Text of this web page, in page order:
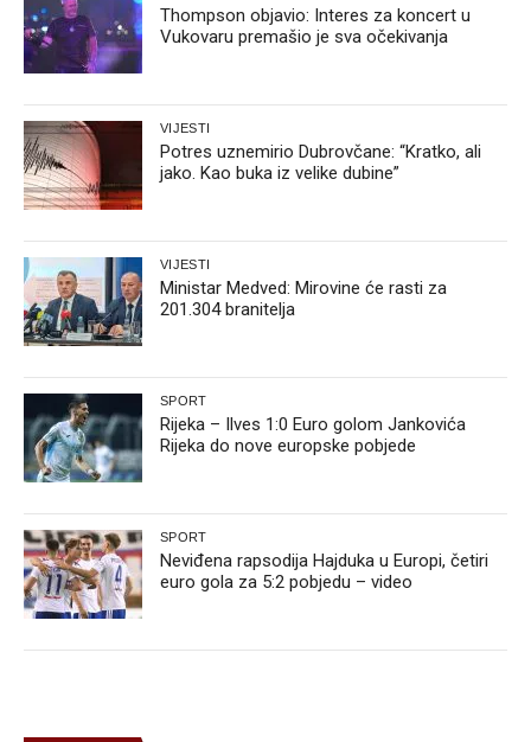
Thompson objavio: Interes za koncert u
Vukovaru premašio je sva očekivanja
VIJESTI
Potres uznemirio Dubrovčane: “Kratko, ali
jako. Kao buka iz velike dubine”
VIJESTI
Ministar Medved: Mirovine će rasti za
201.304 branitelja
SPORT
Rijeka – Ilves 1:0 Euro golom Jankovića
Rijeka do nove europske pobjede
SPORT
Neviđena rapsodija Hajduka u Europi, četiri
euro gola za 5:2 pobjedu – video